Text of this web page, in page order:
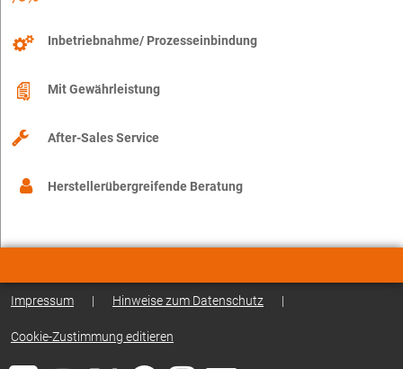
Inbetriebnahme/ Prozesseinbindung
Mit Gewährleistung
After-Sales Service
Herstellerübergreifende Beratung
Impressum | Hinweise zum Datenschutz |
Cookie-Zustimmung editieren